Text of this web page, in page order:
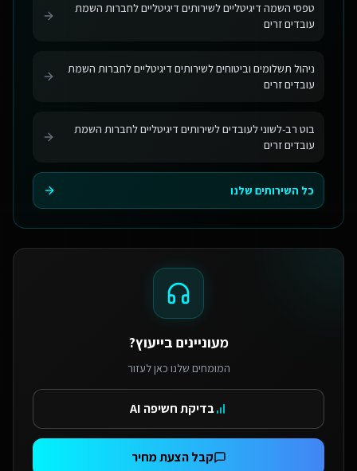
טפסי השמה דיגיטליים לשירותים דיגיטליים לחברות השמת
עובדים זרים
ניהול תשלומים וביטוחים לשירותים דיגיטליים לחברות השמת
עובדים זרים
בוט רב-לשוני לעובדים לשירותים דיגיטליים לחברות השמת
עובדים זרים
כל השירותים שלנו
מעוניינים בייעוץ?
המומחים שלנו כאן לעזור
בדיקת חשיפה AI
קבל הצעת מחיר